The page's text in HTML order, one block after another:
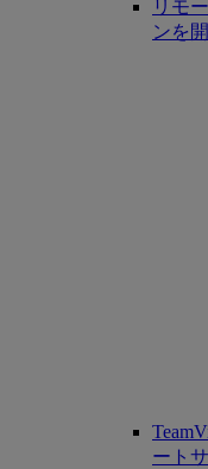
リモ
ンを
ート